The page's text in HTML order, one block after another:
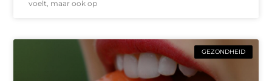
voelt, maar ook op
GEZONDHEID